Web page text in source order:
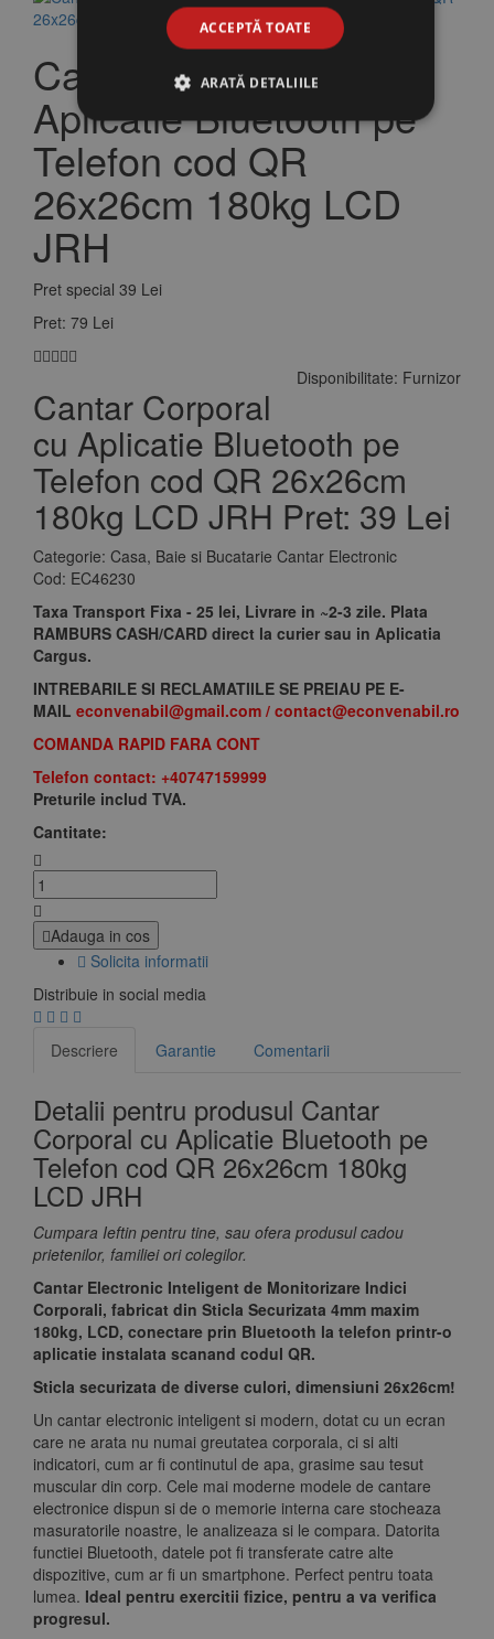
Cantar Corporal cu
Aplicatie Bluetooth pe
Telefon cod QR
26x26cm 180kg LCD
JRH
Pret special 39 Lei
Pret: 79 Lei
Disponibilitate: Furnizor
Cantar Corporal
cu Aplicatie Bluetooth pe
Telefon cod QR 26x26cm
180kg LCD JRH Pret: 39 Lei
Categorie: Casa, Baie si Bucatarie Cantar Electronic
Cod: EC46230
Taxa Transport Fixa - 25 lei, Livrare in ~2-3 zile. Plata
RAMBURS CASH/CARD direct la curier sau in Aplicatia
Cargus.
INTREBARILE SI RECLAMATIILE SE PREIAU PE E-
MAIL econvenabil@gmail.com / contact@econvenabil.ro
COMANDA RAPID FARA CONT
Telefon contact: +40747159999
Preturile includ TVA.
Cantitate:
Adauga in cos
Solicita informatii
Distribuie in social media
Descriere Garantie Comentarii
Detalii pentru produsul Cantar
Corporal cu Aplicatie Bluetooth pe
Telefon cod QR 26x26cm 180kg
LCD JRH
Cumpara Ieftin pentru tine, sau ofera produsul cadou
prietenilor, familiei ori colegilor.
Cantar Electronic Inteligent de Monitorizare Indici
Corporali, fabricat din Sticla Securizata 4mm maxim
180kg, LCD, conectare prin Bluetooth la telefon printr-o
aplicatie instalata scanand codul QR.
Sticla securizata de diverse culori, dimensiuni 26x26cm!
Un cantar electronic inteligent si modern, dotat cu un ecran
care ne arata nu numai greutatea corporala, ci si alti
indicatori, cum ar fi continutul de apa, grasime sau tesut
muscular din corp. Cele mai moderne modele de cantare
electronice dispun si de o memorie interna care stocheaza
masuratorile noastre, le analizeaza si le compara. Datorita
functiei Bluetooth, datele pot fi transferate catre alte
dispozitive, cum ar fi un smartphone. Perfect pentru toata
lumea. Ideal pentru exercitii fizice, pentru a va verifica
progresul.
ACCEPTĂ TOATE
ARATĂ DETALIILE